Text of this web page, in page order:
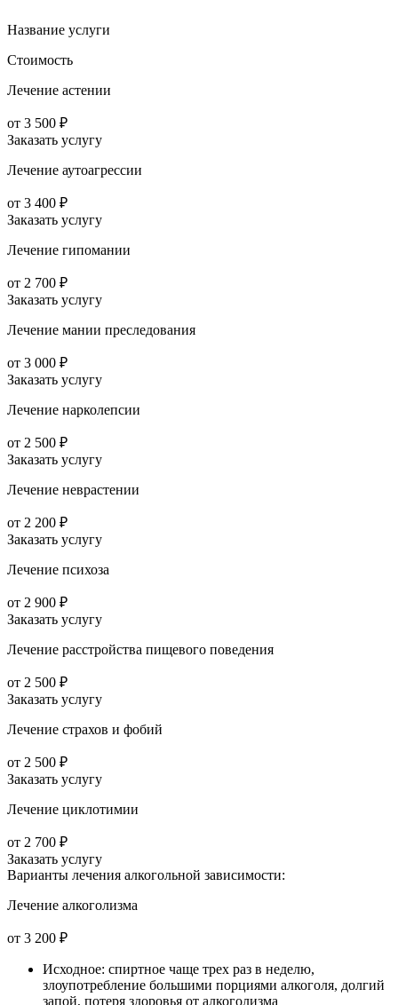
Название услуги
Стоимость
Лечение астении
от 3 500 ₽
Заказать услугу
Лечение аутоагрессии
от 3 400 ₽
Заказать услугу
Лечение гипомании
от 2 700 ₽
Заказать услугу
Лечение мании преследования
от 3 000 ₽
Заказать услугу
Лечение нарколепсии
от 2 500 ₽
Заказать услугу
Лечение неврастении
от 2 200 ₽
Заказать услугу
Лечение психоза
от 2 900 ₽
Заказать услугу
Лечение расстройства пищевого поведения
от 2 500 ₽
Заказать услугу
Лечение страхов и фобий
от 2 500 ₽
Заказать услугу
Лечение циклотимии
от 2 700 ₽
Заказать услугу
Варианты лечения алкогольной зависимости:
Лечение алкоголизма
от 3 200 ₽
Исходное: спиртное чаще трех раз в неделю,
злоупотребление большими порциями алкоголя, долгий
запой, потеря здоровья от алкоголизма